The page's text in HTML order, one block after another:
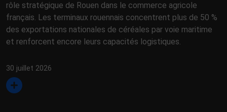
rôle stratégique de Rouen dans le commerce agricole
français. Les terminaux rouennais concentrent plus de 50 %
des exportations nationales de céréales par voie maritime
et renforcent encore leurs capacités logistiques.
30 juillet 2026